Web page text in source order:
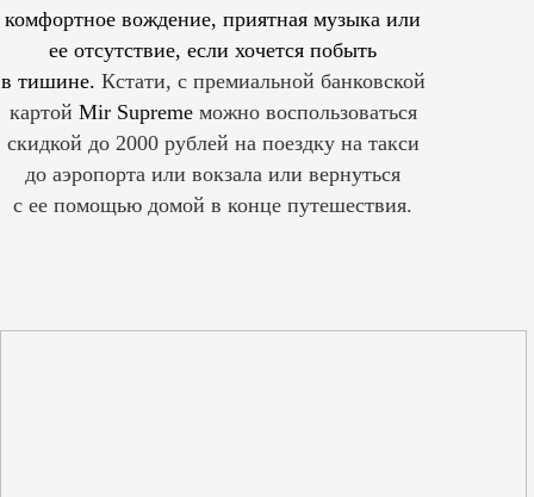
комфортное вождение, приятная музыка или
ее отсутствие, если хочется побыть
в тишине. Кстати, с премиальной банковской
картой Mir Supreme можно воспользоваться
скидкой до 2000 рублей на поездку на такси
до аэропорта или вокзала или вернуться
с ее помощью домой в конце путешествия.